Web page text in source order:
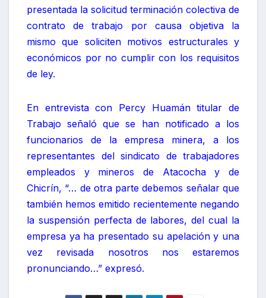
presentada la solicitud terminación colectiva de
contrato de trabajo por causa objetiva la
mismo que soliciten motivos estructurales y
económicos por no cumplir con los requisitos
de ley.
En entrevista con Percy Huamán titular de
Trabajo señaló que se han notificado a los
funcionarios de la empresa minera, a los
representantes del sindicato de trabajadores
empleados y mineros de Atacocha y de
Chicrín, “… de otra parte debemos señalar que
también hemos emitido recientemente negando
la suspensión perfecta de labores, del cual la
empresa ya ha presentado su apelación y una
vez revisada nosotros nos estaremos
pronunciando…” expresó.